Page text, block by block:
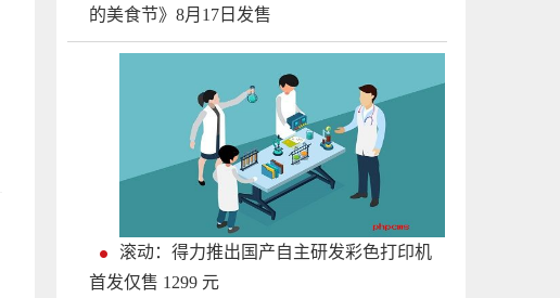
的美食节》8月17日发售
滚动：得力推出国产自主研发彩色打印机
首发仅售 1299 元